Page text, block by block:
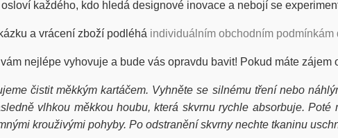
každého, kdo hledá designové inovace a nebojí se
a vrácení zboží podléhá individuálním obchodním podmínkám
nejlépe vyhovuje a bude vás opravdu bavit! Pokud máte
čistit měkkým kartáčem. Vyhněte se silnému tření nebo
vlhkou měkkou houbu, která skvrnu rychle absorbuje.
krouživými pohyby. Po odstranění skvrny nechte tkaninu